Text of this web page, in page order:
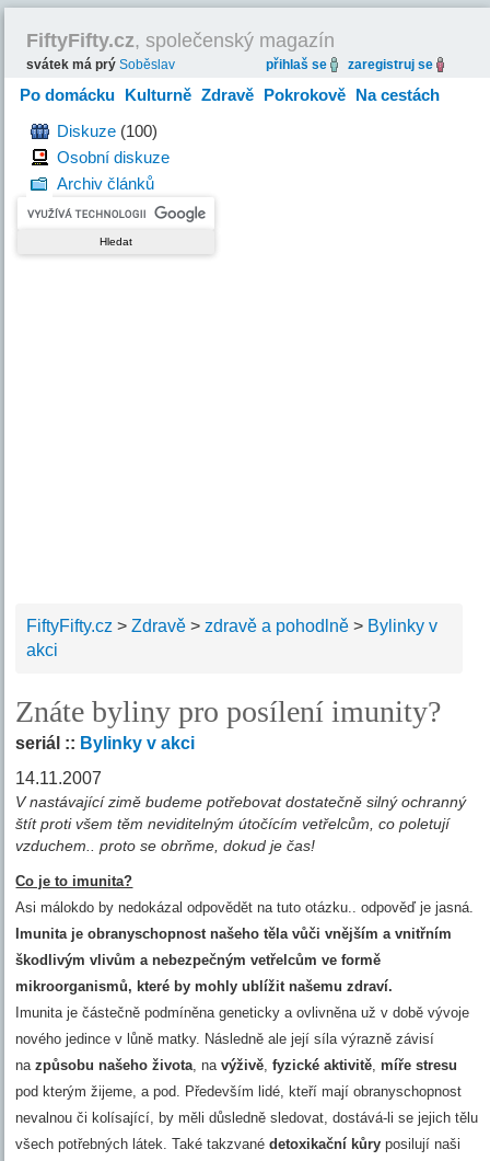
FiftyFifty.cz, společenský magazín
svátek má prýSoběslav přihlaš se zaregistruj se
Po domácku Kulturně Zdravě Pokrokově Na cestách
HravěDiskuze (100)
Osobní diskuze
Archiv článků
FiftyFifty.cz >Zdravě >zdravě a pohodlně > Bylinky v
akci
Znáte byliny pro posílení imunity?
seriál :: Bylinky v akci
14.11.2007
V nastávající zimě budeme potřebovat dostatečně silný ochranný
štít proti všem těm neviditelným útočícím vetřelcům, co poletují
vzduchem.. proto se obrňme, dokud je čas!
Co je to imunita?
Asi málokdo by nedokázal odpovědět na tuto otázku.. odpověď je jasná.
Imunita je obranyschopnost našeho těla vůči vnějším a vnitřním
škodlivým vlivům a nebezpečným vetřelcům ve formě
mikroorganismů, které by mohly ublížit našemu zdraví.
Imunita je částečně podmíněna geneticky a ovlivněna už v době vývoje
nového jedince v lůně matky. Následně ale její síla výrazně závisí
nazpůsobu našeho života, navýživě,fyzické aktivitě,míře stresu
pod kterým žijeme, a pod. Především lidé, kteří mají obranyschopnost
nevalnou či kolísající, by měli důsledně sledovat, dostává-li se jejich tělu
všech potřebných látek. Také takzvanédetoxikační kůry posilují naši